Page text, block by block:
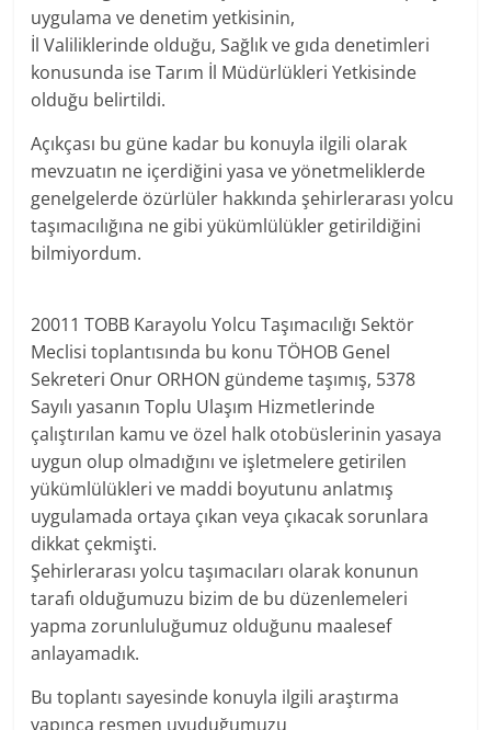
uygulama ve denetim yetkisinin,
İl Valiliklerinde olduğu, Sağlık ve gıda denetimleri
konusunda ise Tarım İl Müdürlükleri Yetkisinde
olduğu belirtildi.
Açıkçası bu güne kadar bu konuyla ilgili olarak
mevzuatın ne içerdiğini yasa ve yönetmeliklerde
genelgelerde özürlüler hakkında şehirlerarası yolcu
taşımacılığına ne gibi yükümlülükler getirildiğini
bilmiyordum.
20011 TOBB Karayolu Yolcu Taşımacılığı Sektör
Meclisi toplantısında bu konu TÖHOB Genel
Sekreteri Onur ORHON gündeme taşımış, 5378
Sayılı yasanın Toplu Ulaşım Hizmetlerinde
çalıştırılan kamu ve özel halk otobüslerinin yasaya
uygun olup olmadığını ve işletmelere getirilen
yükümlülükleri ve maddi boyutunu anlatmış
uygulamada ortaya çıkan veya çıkacak sorunlara
dikkat çekmişti.
Şehirlerarası yolcu taşımacıları olarak konunun
tarafı olduğumuzu bizim de bu düzenlemeleri
yapma zorunluluğumuz olduğunu maalesef
anlayamadık.
Bu toplantı sayesinde konuyla ilgili araştırma
yapınca resmen uyuduğumuzu